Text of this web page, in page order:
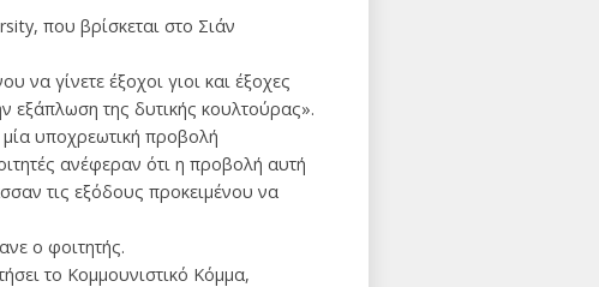
που βρίσκεται στο Σιάν
γίνετε έξοχοι γιοι και έξοχες
εξάπλωση της δυτικής κουλτούρας».
υποχρεωτική προβολή
ανέφεραν ότι η προβολή αυτή
τις εξόδους προκειμένου να
ο φοιτητής.
το Κομμουνιστικό Κόμμα,